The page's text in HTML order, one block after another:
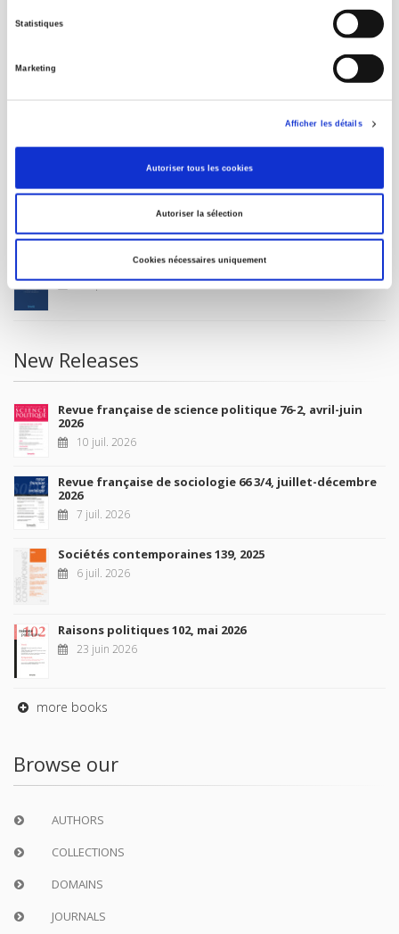
Statistiques
Marketing
Afficher les détails
Autoriser tous les cookies
Autoriser la sélection
Cookies nécessaires uniquement
FOREIGN RIGHTS
FOR BOOKSHOPS
MY ACCOUNT
Future Releases
La France et l'Union européenne
4 sept. 2026
New Releases
Revue française de science politique 76-2, avril-juin
2026
10 juil. 2026
Revue française de sociologie 66 3/4, juillet-décembre
2026
7 juil. 2026
Sociétés contemporaines 139, 2025
6 juil. 2026
Raisons politiques 102, mai 2026
23 juin 2026
more books
Browse our
AUTHORS
COLLECTIONS
DOMAINS
JOURNALS